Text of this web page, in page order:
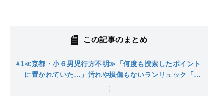
この記事のまとめ
#1≪京都・小６男児行方不明≫「何度も捜索したポイント
に置かれていた…」汚れや損傷もないランリュック「置
いたのは誰か？」消防団団長は「発見場所は普段から不